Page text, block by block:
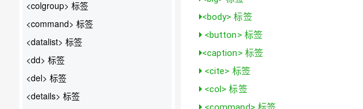
<colgroup> 标签
<command> 标签
<datalist> 标签
<dd> 标签
<del> 标签
<details> 标签
<body> 标签
<button> 标签
<caption> 标签
<cite> 标签
<col> 标签